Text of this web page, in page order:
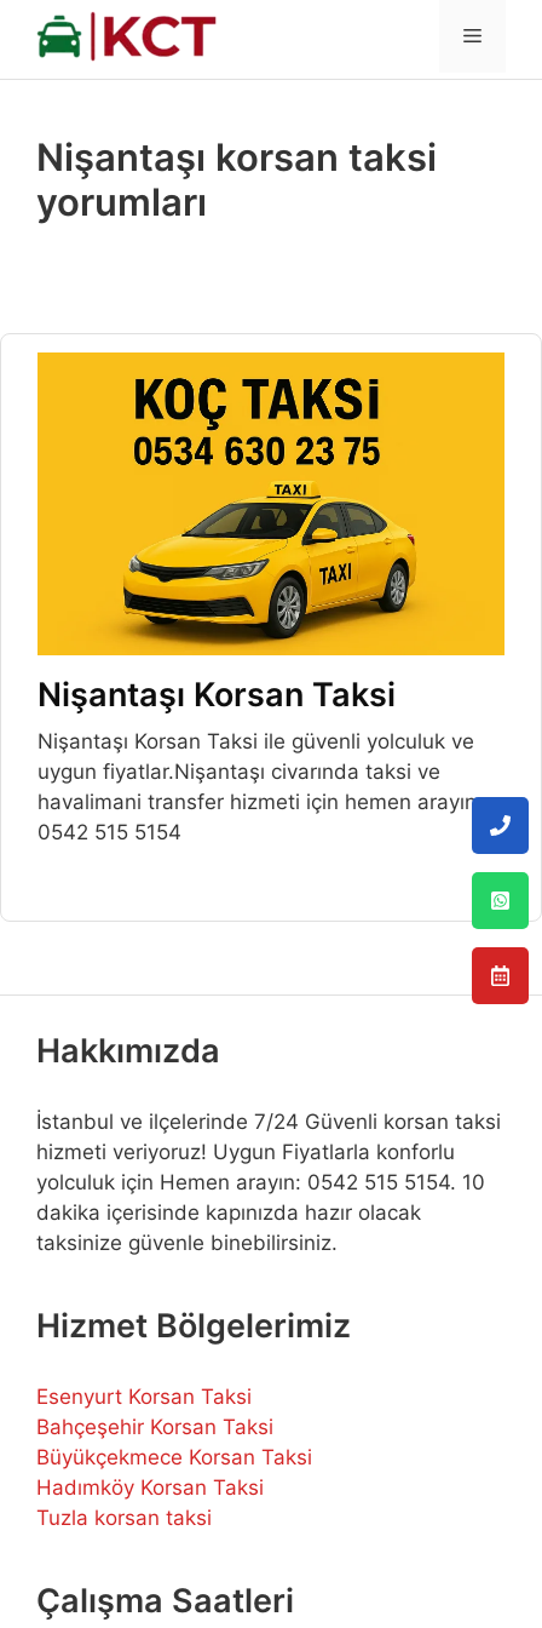
İçeriğe
MENÜ
Nişantaşı korsan taksi
yorumları
Nişantaşı Korsan Taksi
Nişantaşı Korsan Taksi ile güvenli yolculuk ve
uygun fiyatlar.Nişantaşı civarında taksi ve
havalimani transfer hizmeti için hemen arayın.
0542 515 5154
Hakkımızda
İstanbul ve ilçelerinde 7/24 Güvenli korsan taksi
hizmeti veriyoruz! Uygun Fiyatlarla konforlu
yolculuk için Hemen arayın: 0542 515 5154. 10
dakika içerisinde kapınızda hazır olacak
taksinize güvenle binebilirsiniz.
Hizmet Bölgelerimiz
Esenyurt Korsan Taksi
Bahçeşehir Korsan Taksi
Büyükçekmece Korsan Taksi
Hadımköy Korsan Taksi
Tuzla korsan taksi
Çalışma Saatleri